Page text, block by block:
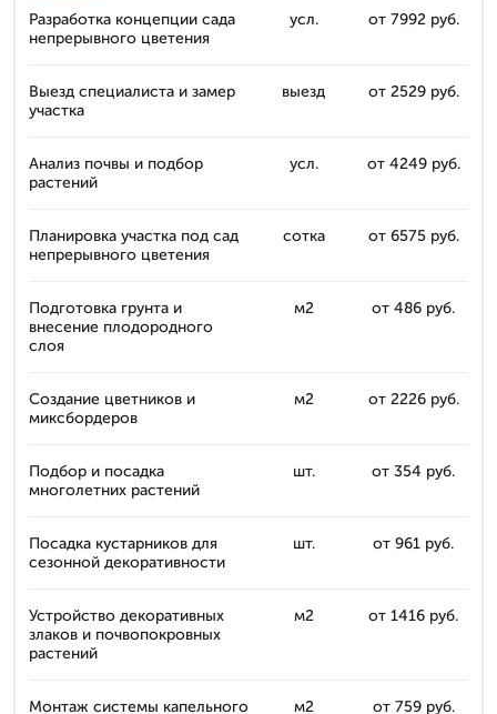
Разработка концепции сада
непрерывного цветения
усл. от 7992 руб.
Выезд специалиста и замер
участка
выезд от 2529 руб.
Анализ почвы и подбор
растений
усл. от 4249 руб.
Планировка участка под сад
непрерывного цветения
сотка от 6575 руб.
Подготовка грунта и
внесение плодородного
слоя
м2 от 486 руб.
Создание цветников и
миксбордеров
м2 от 2226 руб.
Подбор и посадка
многолетних растений
шт. от 354 руб.
Посадка кустарников для
сезонной декоративности
шт. от 961 руб.
Устройство декоративных
злаков и почвопокровных
растений
м2 от 1416 руб.
Монтаж системы капельного
м2 от 759 руб.